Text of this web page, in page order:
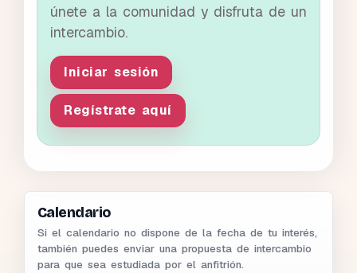
únete a la comunidad y disfruta de un
intercambio.
Iniciar sesión
Regístrate aquí
Calendario
Si el calendario no dispone de la fecha de tu interés,
también puedes enviar una propuesta de intercambio
para que sea estudiada por el anfitrión.